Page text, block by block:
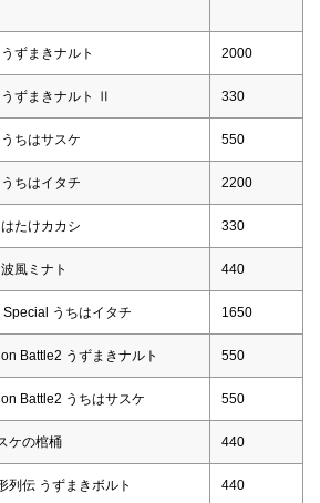
ずまきナルト 2000
ずまきナルト Ⅱ 330
ちはサスケ 550
ちはイタチ 2200
たけカカシ 330
風ミナト 440
うちはイタチ 1650
Battle2 うずまきナルト 550
Battle2 うちはサスケ 550
ケの棺桶 440
列伝 うずまきボルト 440